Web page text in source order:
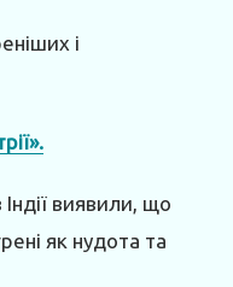
і
виявили, що
як нудота та